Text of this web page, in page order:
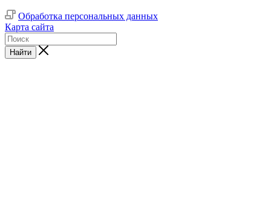
Обработка персональных данных
Карта сайта
Найти